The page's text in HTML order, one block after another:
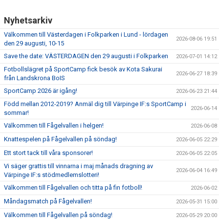
Nyhetsarkiv
Välkommen till Västerdagen i Folkparken i Lund - lördagen
den 29 augusti, 10-15
2026-08-06 19:51
Save the date: VÄSTERDAGEN den 29 augusti i Folkparken 2026-07-01 14:12
Fotbollslägret på SportCamp fick besök av Kota Sakurai
från Landskrona BoIS
2026-06-27 18:39
SportCamp 2026 är igång! 2026-06-23 21:44
Född mellan 2012-2019? Anmäl dig till Värpinge IF:s SportCamp i
sommar!
2026-06-14
Välkommen till Fågelvallen i helgen! 2026-06-08
Knattespelen på Fågelvallen på söndag! 2026-06-05 22:29
Ett stort tack till våra sponsorer! 2026-06-05 22:05
Vi säger grattis till vinnarna i maj månads dragning av
Värpinge IF:s stödmedlemslotteri!
2026-06-04 16:49
Välkommen till Fågelvallen och titta på fin fotboll! 2026-06-02
Måndagsmatch på Fågelvallen! 2026-05-31 15:00
Välkommen till Fågelvallen på söndag! 2026-05-29 20:00